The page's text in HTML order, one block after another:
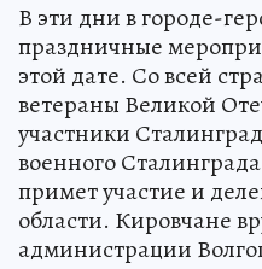
В эти дни в городе-
праздничные
этой дате. Со всей
ветераны Великой
участники
военного
примет участие и
области. Кировчане
администрации